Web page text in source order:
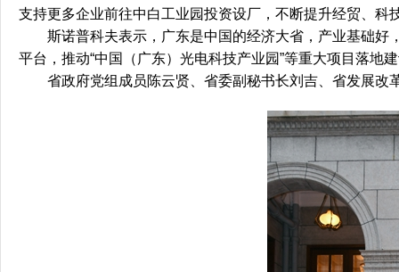
支持更多企业前往中白工业园投资设厂，不断提升经贸、
斯诺普科夫表示，广东是中国的经济大省，产业基础好
平台，推动“中国（广东）光电科技产业园”等重大项目落地
省政府党组成员陈云贤、省委副秘书长刘吉、省发展改